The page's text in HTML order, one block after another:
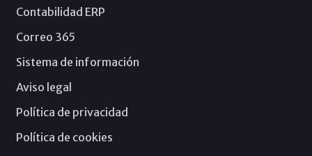
Contabilidad ERP
Correo 365
Sistema de información
Aviso legal
Política de privacidad
Política de cookies